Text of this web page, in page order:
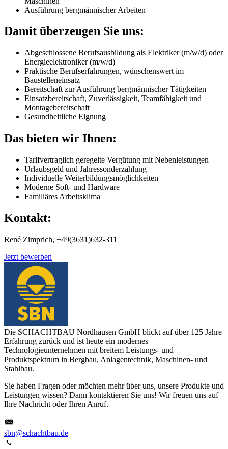
Ausführung bergmännischer Arbeiten
Damit überzeugen Sie uns:
Abgeschlossene Berufsausbildung als Elektriker (m/w/d) oder
Energieelektroniker (m/w/d)
Praktische Berufserfahrungen, wünschenswert im
Baustelleneinsatz
Bereitschaft zur Ausführung bergmännischer Tätigkeiten
Einsatzbereitschaft, Zuverlässigkeit, Teamfähigkeit und
Montagebereitschaft
Gesundheitliche Eignung
Das bieten wir Ihnen:
Tarifvertraglich geregelte Vergütung mit Nebenleistungen
Urlaubsgeld und Jahressonderzahlung
Individuelle Weiterbildungsmöglichkeiten
Moderne Soft- und Hardware
Familiäres Arbeitsklima
Kontakt:
René Zimprich, +49(3631)632-311
Jetzt bewerben
Die SCHACHTBAU Nordhausen GmbH blickt auf über 125 Jahre
Erfahrung zurück und ist heute ein modernes
Technologieunternehmen mit breitem Leistungs- und
Produktspektrum in Bergbau, Anlagentechnik, Maschinen- und
Stahlbau.
Sie haben Fragen oder möchten mehr über uns, unsere Produkte und
Leistungen wissen? Dann kontaktieren Sie uns! Wir freuen uns auf
Ihre Nachricht oder Ihren Anruf.
sbn@schachtbau.de